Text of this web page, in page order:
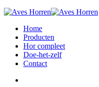
Home
Producten
Hor compleet
Doe-het-zelf
Contact